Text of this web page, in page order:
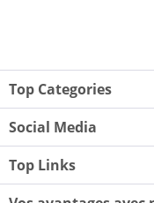
Top Categories
Social Media
Top Links